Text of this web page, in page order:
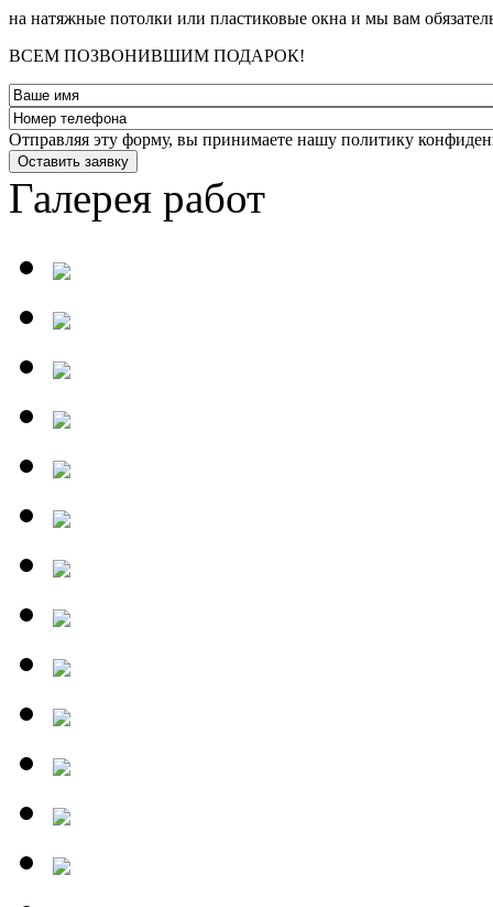
на натяжные потолки или пластиковые окна и мы вам
ВСЕМ ПОЗВОНИВШИМ ПОДАРОК!
Отправляя эту форму, вы принимаете нашу политику
Оставить заявку
Галерея работ